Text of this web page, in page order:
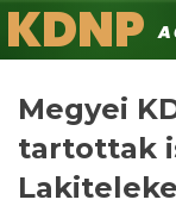
Ugrás
a
Keresés
KDNP
A
Megyei
tartottak